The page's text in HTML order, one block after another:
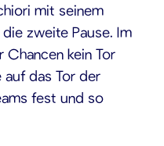
mit seinem
zweite Pause. Im
kein Tor
das Tor der
fest und so